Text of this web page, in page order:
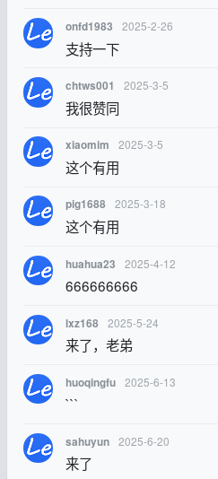
onfd1983 2025-2-26
支持一下
chtws001 2025-3-5
我很赞同
xiaomim 2025-3-5
这个有用
pig1688 2025-3-18
这个有用
huahua23 2025-4-12
666666666
lxz168 2025-5-24
来了，老弟
huoqingfu 2025-6-13
```
sahuyun 2025-6-20
来了